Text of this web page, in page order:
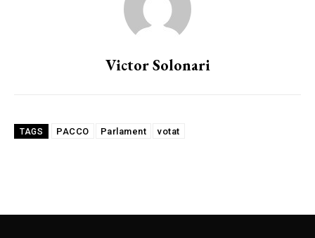
Victor Solonari
TAGS PACCO Parlament votat